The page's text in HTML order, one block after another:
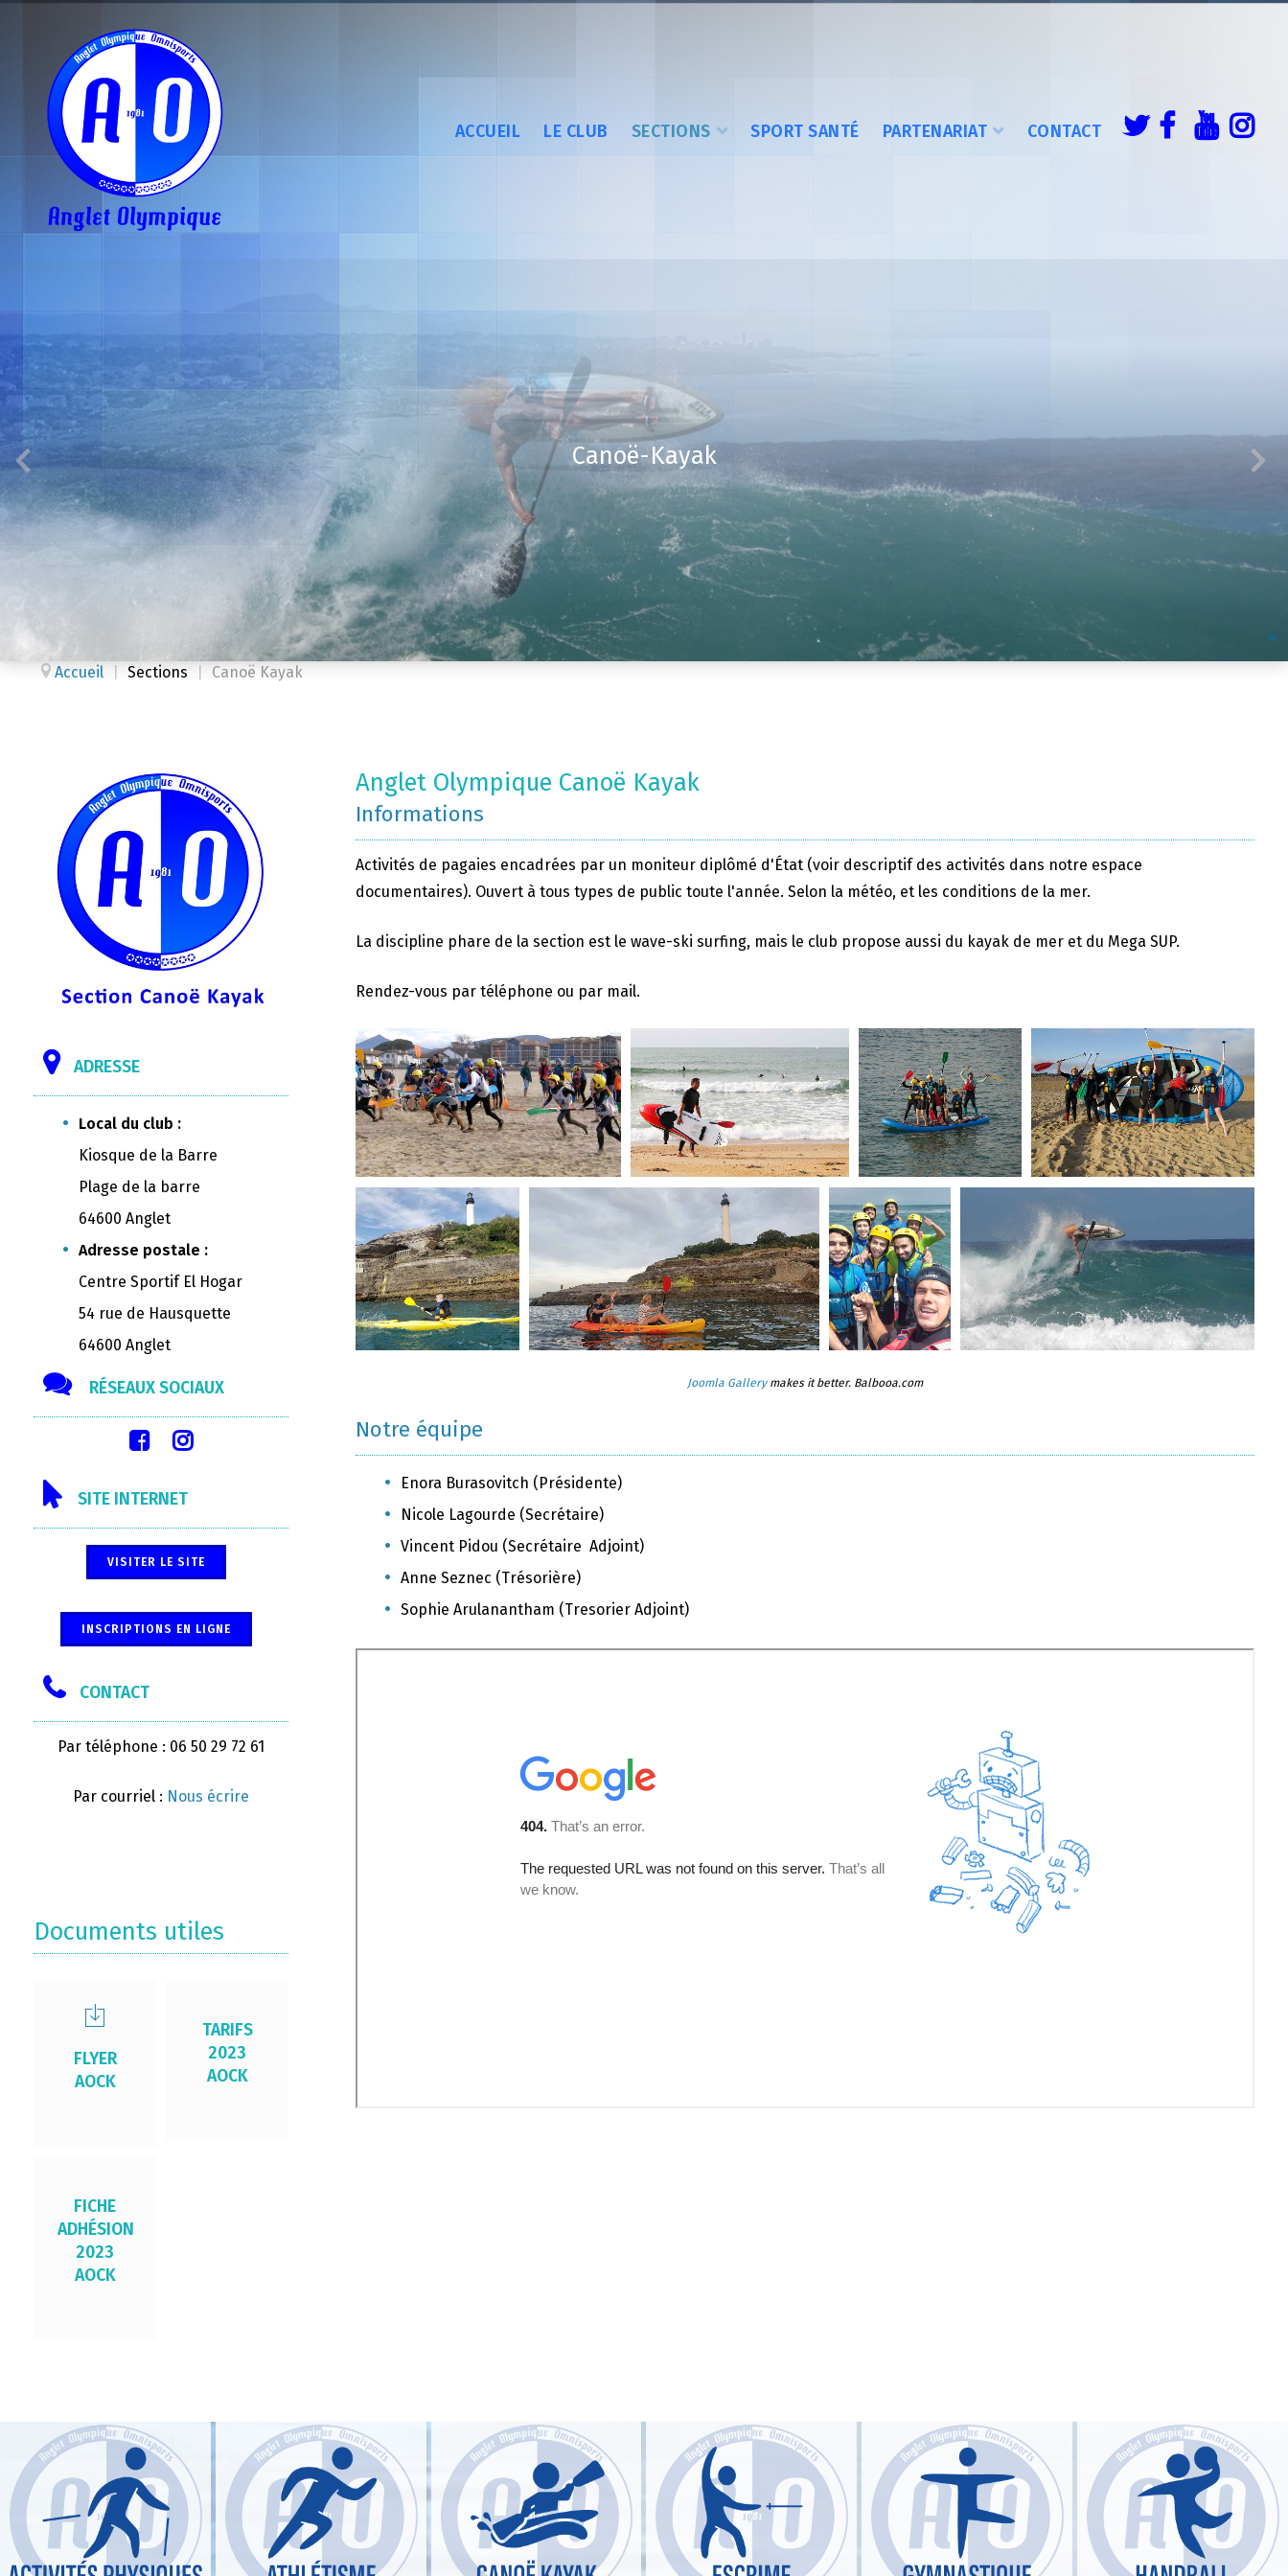
ACCUEIL LE CLUB SECTIONS SPORT SANTÉ PARTENARIAT CONTACT
Canoë-Kayak
Accueil Sections Canoë Kayak
ADRESSE
Local du club :
Kiosque de la Barre
Plage de la barre
64600 Anglet
Adresse postale :
Centre Sportif El Hogar
54 rue de Hausquette
64600 Anglet
RÉSEAUX SOCIAUX
SITE INTERNET
VISITER LE SITE
INSCRIPTIONS EN LIGNE
CONTACT
Par téléphone : 06 50 29 72 61
Par courriel : Nous écrire
Documents utiles
FLYER
AOCK
TARIFS
2023
AOCK
FICHE
ADHÉSION
2023
AOCK
Anglet Olympique Canoë Kayak
Informations
Activités de pagaies encadrées par un moniteur diplômé d'État (voir descriptif des activités dans notre espace
documentaires). Ouvert à tous types de public toute l'année. Selon la météo, et les conditions de la mer.
La discipline phare de la section est le wave-ski surfing, mais le club propose aussi du kayak de mer et du Mega SUP.
Rendez-vous par téléphone ou par mail.
Joomla Gallerymakes it better. Balbooa.com
Notre équipe
Enora Burasovitch (Présidente)
Nicole Lagourde (Secrétaire)
Vincent Pidou (Secrétaire Adjoint)
Anne Seznec (Trésorière)
Sophie Arulanantham (Tresorier Adjoint)